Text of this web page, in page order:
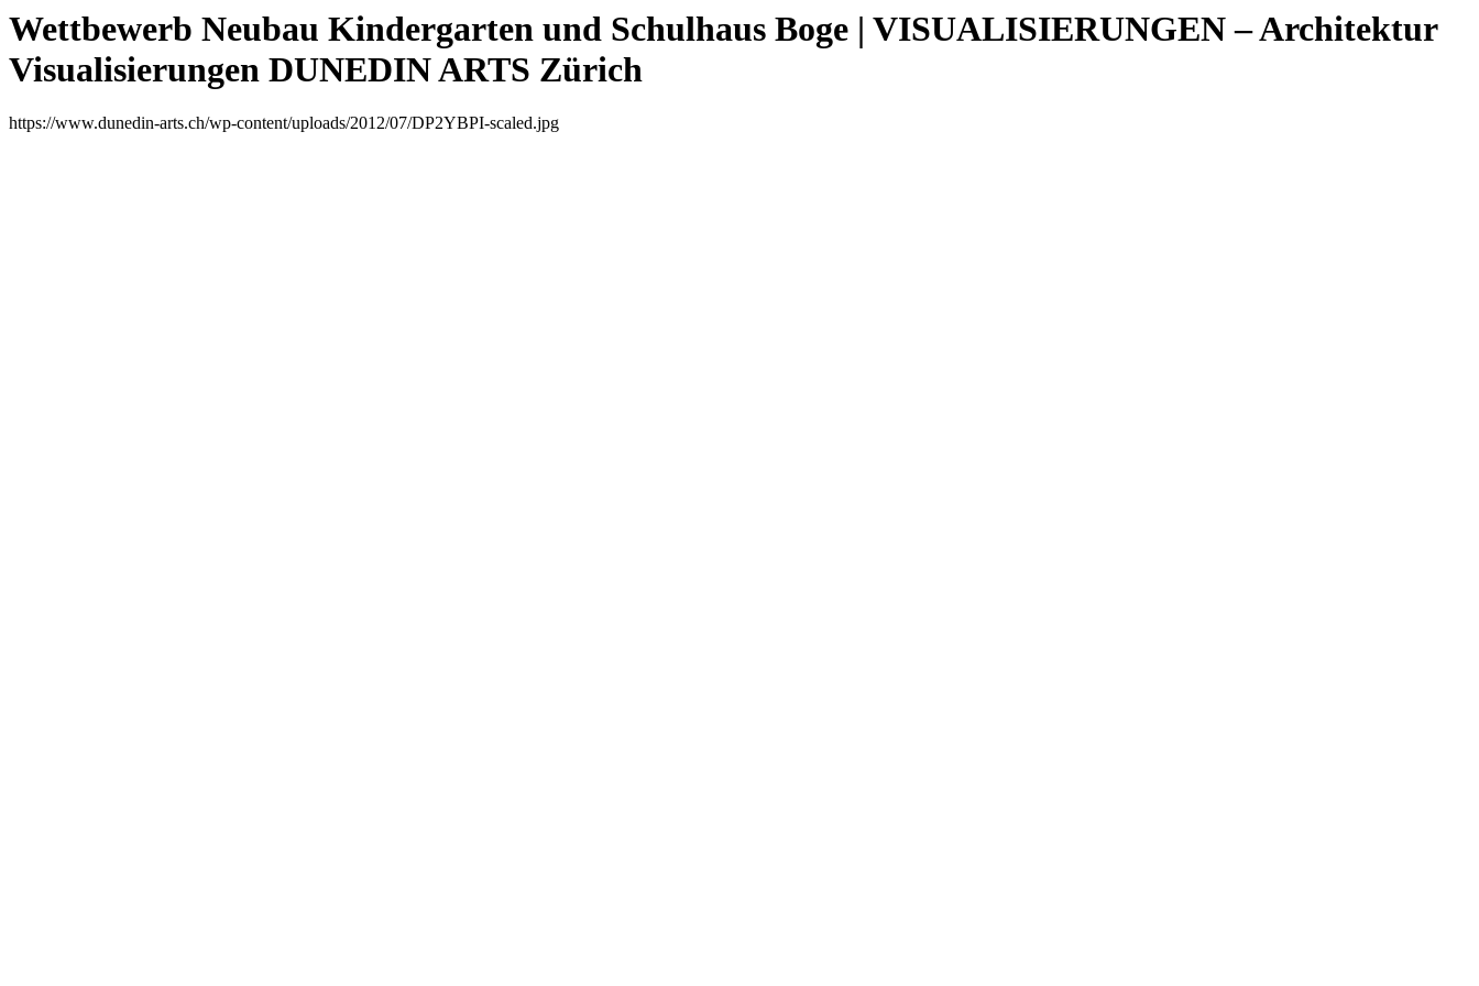
Wettbewerb Neubau Kindergarten und Schulhaus Boge | VISUALISIERUNGEN – Architektur
Visualisierungen DUNEDIN ARTS Zürich
https://www.dunedin-arts.ch/wp-content/uploads/2012/07/DP2YBPI-scaled.jpg